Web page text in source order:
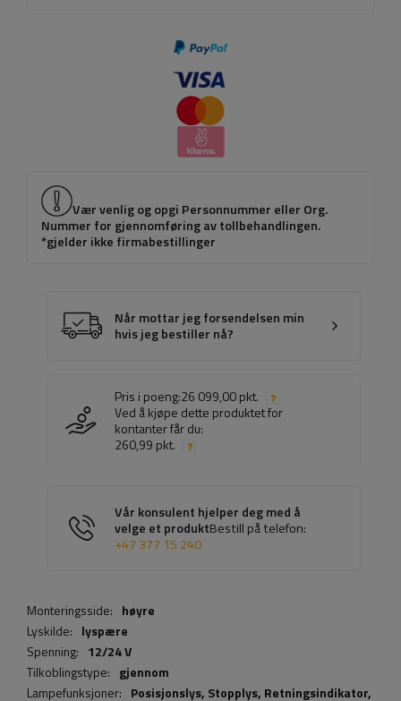
Vær venlig og opgi Personnummer eller Org.
Nummer for gjennomføring av tollbehandlingen.
*gjelder ikke firmabestillinger
Når mottar jeg forsendelsen min
hvis jeg bestiller nå?
Pris i poeng:26 099,00 pkt.
Ved å kjøpe dette produktet for
kontanter får du:
260,99 pkt.
Vår konsulent hjelper deg med å
velge et produktBestill på telefon:
+47 377 15 240
Monteringsside: høyre
Lyskilde: lyspære
Spenning: 12/24 V
Tilkoblingstype: gjennom
Lampefunksjoner: Posisjonslys, Stopplys, Retningsindikator,